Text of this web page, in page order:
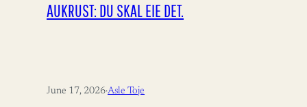
AUKRUST: DU SKAL EIE DET.
June 17, 2026·Asle Toje